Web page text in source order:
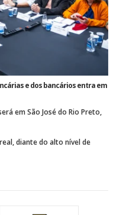
e dos bancários entra em
em São José do Rio Preto,
diante do alto nível de